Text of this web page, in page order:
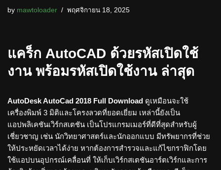
by mawtoloader พฤศจิกายน 18, 2025
แคร็ก AutoCAD ด้วยรหัสเปิดใช้
งาน พร้อมรหัสเปิดใช้งาน ล่าสุด
AutoDesk AutoCad 2018 Full Download ดูเหมือนจะใช้
เครื่องพิมพ์ 3 มิติและโครงลวดที่ยอดเยี่ยม เหล่านี้ยังเป็น
แอปพลิเคชันเวิร์กสเตชัน เป็นโปรแกรมเมอร์ที่ดีที่สุดสำหรับผู้
เชี่ยวชาญ เช่น นักวิทยาศาสตร์และนักออกแบบ มีทรัพยากรที่ช่วย
ให้ประหยัดเวลาได้ง่าย หากต้องการสำรวจและแก้ไขกราฟิกโดย
ใช้แอปบนอุปกรณ์เคลื่อนที่ ให้เก็บเวิร์กสเตชันอาร์ตเวิร์กและการ